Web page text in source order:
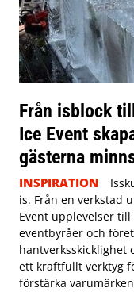
Från isblock
Ice Event
gästerna
INSPIRATION
is. Från en verkstad
Event upplevelser
eventbyråer och
hantverksskicklighet
ett kraftfullt verktyg
förstärka